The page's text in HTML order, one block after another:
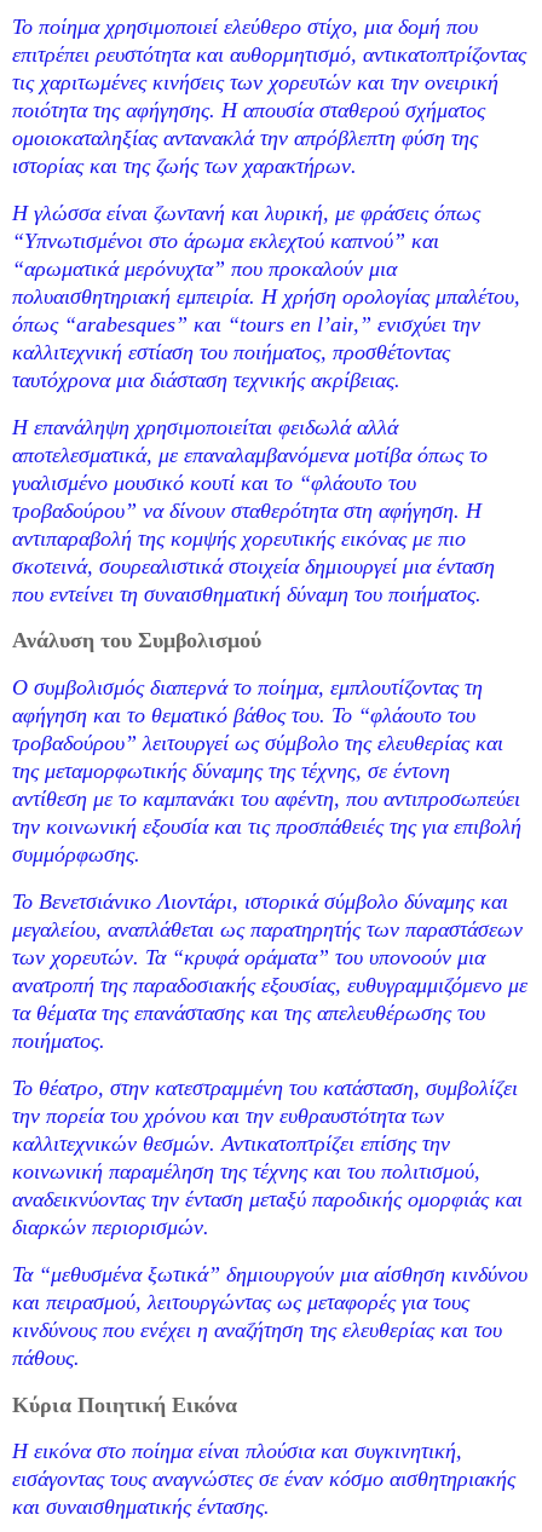
Το ποίημα χρησιμοποιεί ελεύθερο στίχο, μια δομή που
επιτρέπει ρευστότητα και αυθορμητισμό, αντικατοπτρίζοντας
τις χαριτωμένες κινήσεις των χορευτών και την ονειρική
ποιότητα της αφήγησης. Η απουσία σταθερού σχήματος
ομοιοκαταληξίας αντανακλά την απρόβλεπτη φύση της
ιστορίας και της ζωής των χαρακτήρων.
Η γλώσσα είναι ζωντανή και λυρική, με φράσεις όπως
“Υπνωτισμένοι στο άρωμα εκλεχτού καπνού” και
“αρωματικά μερόνυχτα” που προκαλούν μια
πολυαισθητηριακή εμπειρία. Η χρήση ορολογίας μπαλέτου,
όπως “arabesques” και “tours en l’air,” ενισχύει την
καλλιτεχνική εστίαση του ποιήματος, προσθέτοντας
ταυτόχρονα μια διάσταση τεχνικής ακρίβειας.
Η επανάληψη χρησιμοποιείται φειδωλά αλλά
αποτελεσματικά, με επαναλαμβανόμενα μοτίβα όπως το
γυαλισμένο μουσικό κουτί και το “φλάουτο του
τροβαδούρου” να δίνουν σταθερότητα στη αφήγηση. Η
αντιπαραβολή της κομψής χορευτικής εικόνας με πιο
σκοτεινά, σουρεαλιστικά στοιχεία δημιουργεί μια ένταση
που εντείνει τη συναισθηματική δύναμη του ποιήματος.
Ανάλυση του Συμβολισμού
Ο συμβολισμός διαπερνά το ποίημα, εμπλουτίζοντας τη
αφήγηση και το θεματικό βάθος του. Το “φλάουτο του
τροβαδούρου” λειτουργεί ως σύμβολο της ελευθερίας και
της μεταμορφωτικής δύναμης της τέχνης, σε έντονη
αντίθεση με το καμπανάκι του αφέντη, που αντιπροσωπεύει
την κοινωνική εξουσία και τις προσπάθειές της για επιβολή
συμμόρφωσης.
Το Βενετσιάνικο Λιοντάρι, ιστορικά σύμβολο δύναμης και
μεγαλείου, αναπλάθεται ως παρατηρητής των παραστάσεων
των χορευτών. Τα “κρυφά οράματα” του υπονοούν μια
ανατροπή της παραδοσιακής εξουσίας, ευθυγραμμιζόμενο με
τα θέματα της επανάστασης και της απελευθέρωσης του
ποιήματος.
Το θέατρο, στην κατεστραμμένη του κατάσταση, συμβολίζει
την πορεία του χρόνου και την ευθραυστότητα των
καλλιτεχνικών θεσμών. Αντικατοπτρίζει επίσης την
κοινωνική παραμέληση της τέχνης και του πολιτισμού,
αναδεικνύοντας την ένταση μεταξύ παροδικής ομορφιάς και
διαρκών περιορισμών.
Τα “μεθυσμένα ξωτικά” δημιουργούν μια αίσθηση κινδύνου
και πειρασμού, λειτουργώντας ως μεταφορές για τους
κινδύνους που ενέχει η αναζήτηση της ελευθερίας και του
πάθους.
Κύρια Ποιητική Εικόνα
Η εικόνα στο ποίημα είναι πλούσια και συγκινητική,
εισάγοντας τους αναγνώστες σε έναν κόσμο αισθητηριακής
και συναισθηματικής έντασης.